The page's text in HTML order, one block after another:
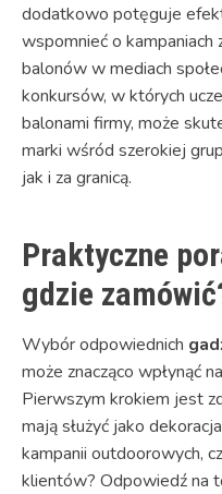
dodatkowo potęguje
wspomnieć o kampaniach
balonów w mediach
konkursów, w których
balonami firmy, może
marki wśród szerokiej
jak i za granicą.
Praktyczne
gdzie
Wybór odpowiednich
może znacząco wpłynąć
Pierwszym krokiem jest
mają służyć jako
kampanii outdoorowych,
klientów? Odpowiedź na